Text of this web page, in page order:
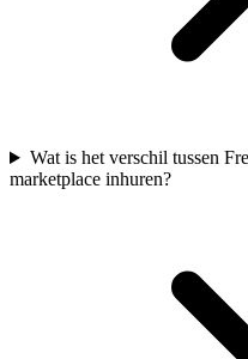
Wat is het verschil tussen
marketplace inhuren?